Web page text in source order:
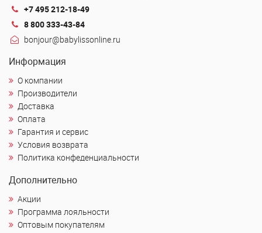
+7 495 212-18-49
8 800 333-43-84
bonjour@babylissonline.ru
Информация
О компании
Производители
Доставка
Оплата
Гарантия и сервис
Условия возврата
Политика конфеденциальности
Дополнительно
Акции
Программа лояльности
Оптовым покупателям